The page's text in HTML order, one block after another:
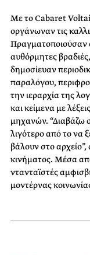
Mε το Cabaret
οργάνωναν τις
Πραγματοποιούσαν
αυθόρμητες
δημοσίευαν
παραλόγου,
την ιεραρχία της
και κείμενα με
μηχανών. “Διαβάζω
λιγότερο από το να
βάλουν στο
κινήματος. Μέσα
ντανταϊστές
μοντέρνας